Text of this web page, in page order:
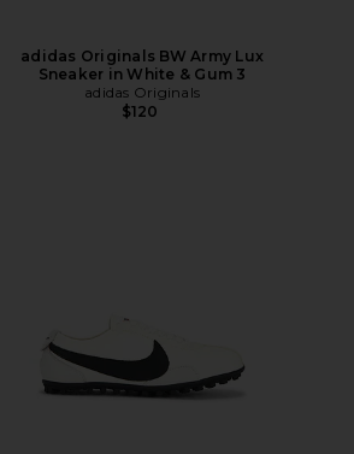
adidas Originals BW Army Lux
Sneaker in White & Gum 3
adidas Originals
$120